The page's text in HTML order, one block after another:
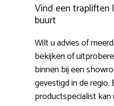
Vind een trapliften
buurt
Wilt u advies of
bekijken of
binnen bij een
gevestigd in de regio.
productspecialist